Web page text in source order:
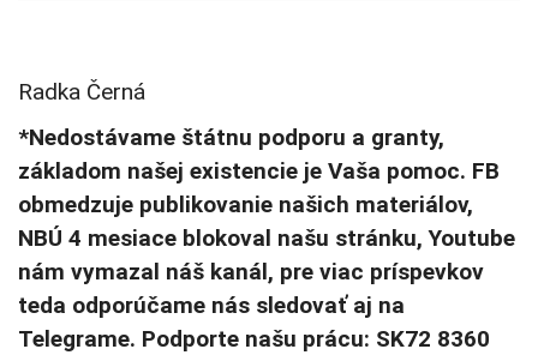
Radka Černá
*Nedostávame štátnu podporu a granty,
základom našej existencie je Vaša pomoc. FB
obmedzuje publikovanie našich materiálov,
NBÚ 4 mesiace blokoval našu stránku, Youtube
nám vymazal náš kanál, pre viac príspevkov
teda odporúčame nás sledovať aj na
Telegrame. Podporte našu prácu: SK72 8360